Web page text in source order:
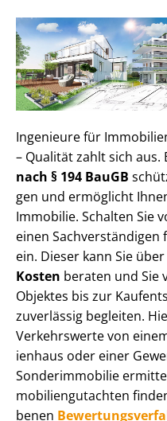
Ingenieure für
– Qualität zahlt sich aus.
nach § 194 BauGB
gen und ermöglicht
Immobilie. Schalten Sie
einen
ein. Dieser kann Sie über
Kosten beraten und Sie
Objektes bis zur
zuverlässig begleiten.
Verkehrswerte von
i­en­haus oder einer
Sonderimmobilie
mo­bi­li­en­gut­ach­ten
be­nen